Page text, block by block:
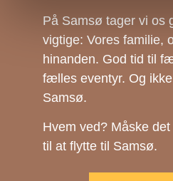
På Samsø tager vi os
vigtige: Vores familie,
hinanden. God tid til
fælles eventyr. Og
Samsø.
Hvem ved? Måske
til at flytte til Samsø.